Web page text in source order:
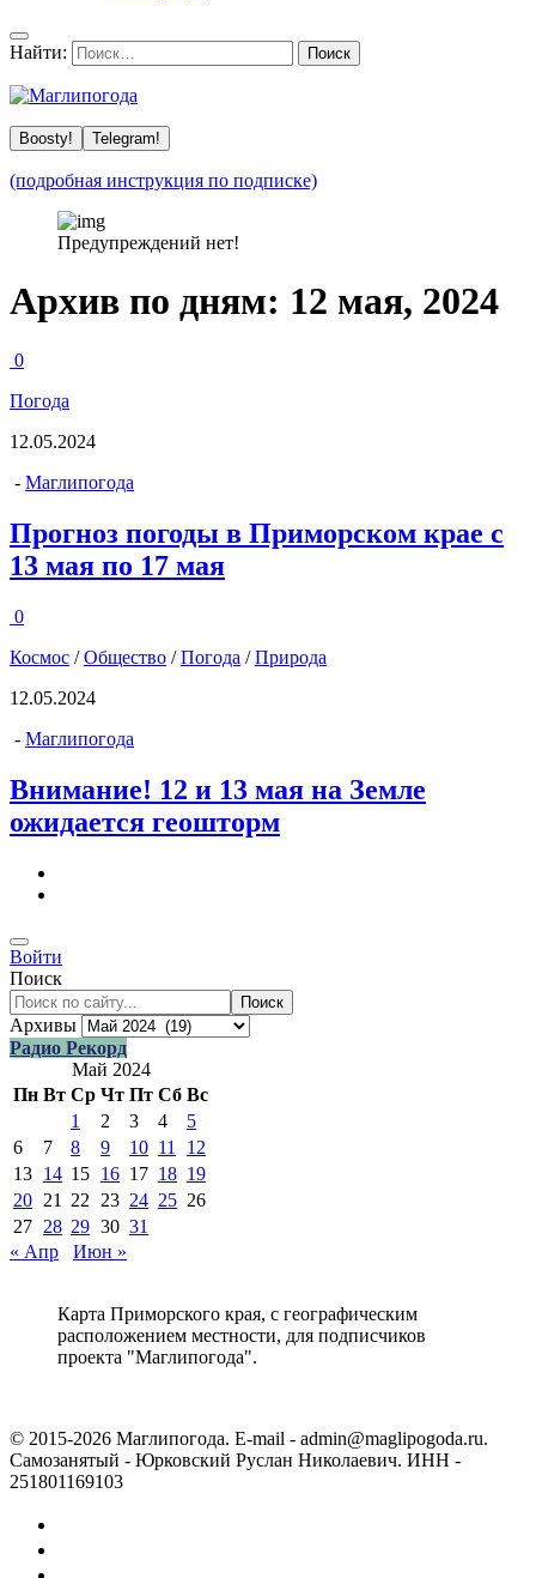
Найти:
Boosty! Telegram!
(подробная инструкция по подписке)
Предупреждений нет!
Архив по дням: 12 мая, 2024
0
Погода
12.05.2024
- Маглипогода
Прогноз погоды в Приморском крае с
13 мая по 17 мая
0
Космос /Общество /Погода /Природа
12.05.2024
- Маглипогода
Внимание! 12 и 13 мая на Земле
ожидается геошторм
Войти
Поиск
Поиск
Архивы
Радио Рекорд
Май 2024
Пн Вт Ср Чт Пт Сб Вс
1
2 3 4
5
6
7 8 9 10 11
12
13 14 15 16 17 18 19
20 21 22 23 24 25 26
27 28 29 30 31
« Апр
Июн »
Карта Приморского края, с географическим
расположением местности, для подписчиков
проекта "Маглипогода".
© 2015-2026 Маглипогода. E-mail - admin@maglipogoda.ru.
Самозанятый - Юрковский Руслан Николаевич. ИНН -
251801169103